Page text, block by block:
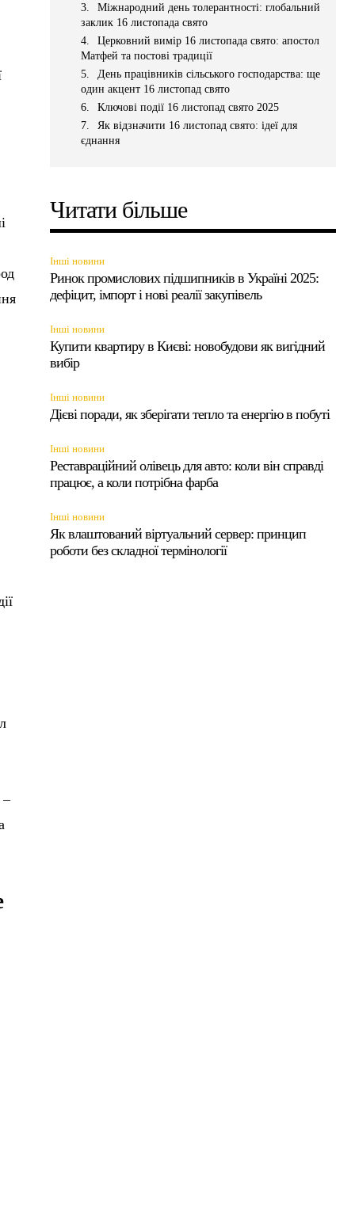
–
Міжнародний день толерантності: глобальний
заклик 16 листопада свято
Церковний вимір 16 листопада свято: апостол
Матфей та постові традиції
День працівників сільського господарства: ще
один акцент 16 листопад свято
Ключові події 16 листопад свято 2025
Як відзначити 16 листопад свято: ідеї для
єднання
Читати більше
Інші новини
Ринок промислових підшипників в Україні 2025:
дефіцит, імпорт і нові реалії закупівель
Інші новини
Купити квартиру в Києві: новобудови як вигідний
вибір
Інші новини
Дієві поради, як зберігати тепло та енергію в побуті
Інші новини
Реставраційний олівець для авто: коли він справді
працює, а коли потрібна фарба
Інші новини
Як влаштований віртуальний сервер: принцип
роботи без складної термінології